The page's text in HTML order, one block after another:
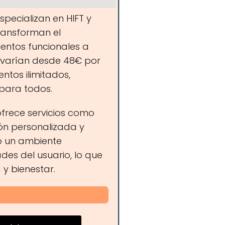
en HIFT y
el
funcionales a
desde 48€ por
ilimitados,
todos.
servicios como
personalizada y
un ambiente
del usuario, lo que
bienestar.